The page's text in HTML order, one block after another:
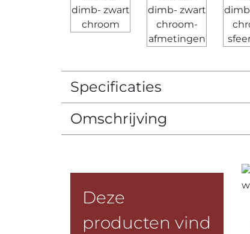
Specificaties
Omschrijving
Deze
producten vind